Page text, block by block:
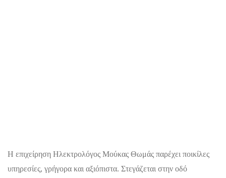
Η επιχείρηση Ηλεκτρολόγος Μούκας Θωμάς παρέχει ποικίλες
υπηρεσίες, γρήγορα και αξιόπιστα. Στεγάζεται στην οδό